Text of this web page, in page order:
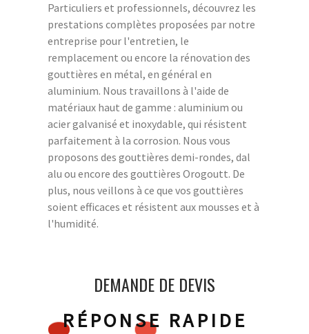
Particuliers et professionnels, découvrez les
prestations complètes proposées par notre
entreprise pour l'entretien, le
remplacement ou encore la rénovation des
gouttières en métal, en général en
aluminium. Nous travaillons à l'aide de
matériaux haut de gamme : aluminium ou
acier galvanisé et inoxydable, qui résistent
parfaitement à la corrosion. Nous vous
proposons des gouttières demi-rondes, dal
alu ou encore des gouttières Orogoutt. De
plus, nous veillons à ce que vos gouttières
soient efficaces et résistent aux mousses et à
l'humidité.
DEMANDE DE DEVIS
RÉPONSE RAPIDE